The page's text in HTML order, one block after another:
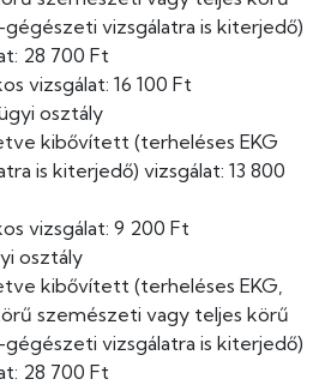
vizsgálatra is kiterjedő)
28 700 Ft
vizsgálat: 16 100 Ft
osztály
kibővített (terheléses EKG
is kiterjedő) vizsgálat: 13 800
vizsgálat: 9 200 Ft
osztály
kibővített (terheléses EKG,
szemészeti vagy teljes körű
vizsgálatra is kiterjedő)
28 700 Ft